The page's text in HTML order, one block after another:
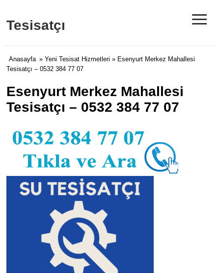
Tesisatçı ≡
Anasayfa » Yeni Tesisat Hizmetleri » Esenyurt Merkez Mahallesi
Tesisatçı – 0532 384 77 07
Esenyurt Merkez Mahallesi
Tesisatçı – 0532 384 77 07